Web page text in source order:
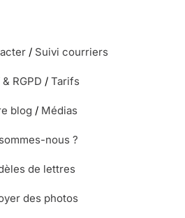
/ Suivi courriers
& RGPD / Tarifs
blog / Médias
nous ?
de lettres
des photos